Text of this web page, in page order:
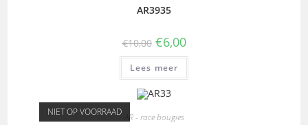
AR3935
€10,00 €6,00
Lees meer
NIET OP VOORRAAD AR - race bougies